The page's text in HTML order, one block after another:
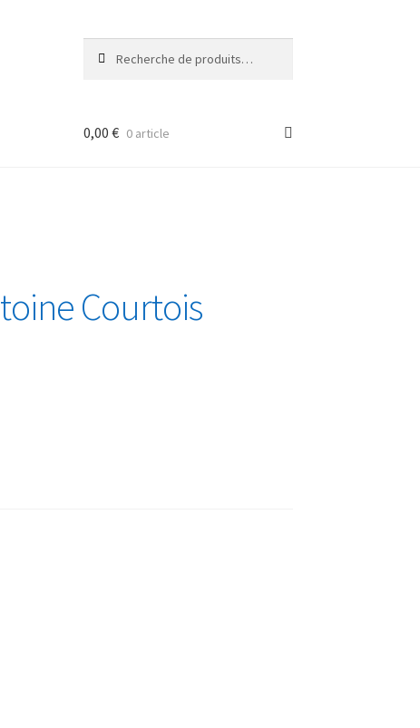
pour :
0,00 € 0 article
Courtois